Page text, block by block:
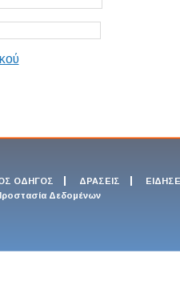
ΟΔΗΓΟΣ ΔΡΑΣΕΙΣ
Δεδομένων